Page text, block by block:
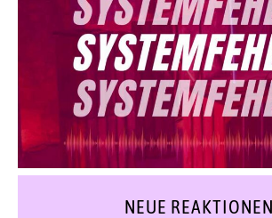
NEUE REAKTIONEN